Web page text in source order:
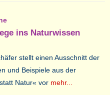
ins Naturwissen
stellt einen Ausschnitt der
und Beispiele aus der
Natur« vor mehr...